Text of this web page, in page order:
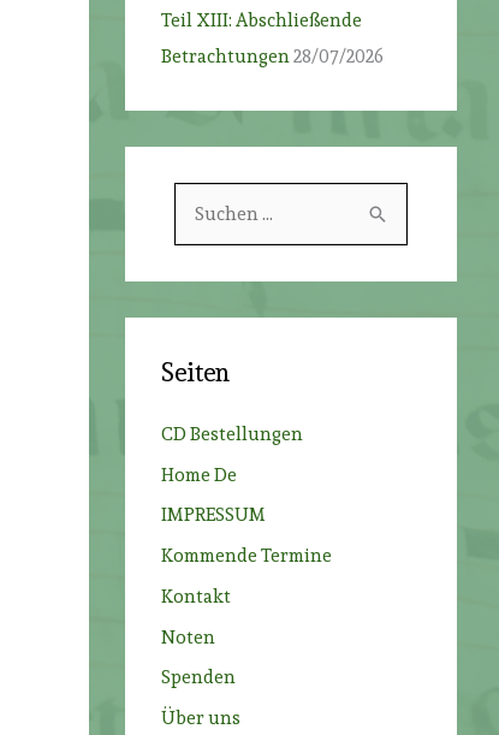
Teil XIII: Abschließende
Betrachtungen28/07/2026
n
h
:
Seiten
CD Bestellungen
Home De
IMPRESSUM
Kommende Termine
Kontakt
Noten
Spenden
Über uns